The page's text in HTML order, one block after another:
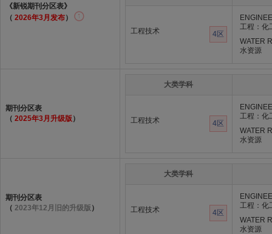
《新锐期刊分区表》
（ 2026年3月发布）
工程技术 4区
工程：化
WATER
水资源
期刊分区表
（ 2025年3月升级版 ）
大类学科
工程技术 4区
工程：化
WATER
水资源
期刊分区表
（ 2023年12月旧的升级版 ）
大类学科
工程技术 4区
工程：化
WATER
水资源